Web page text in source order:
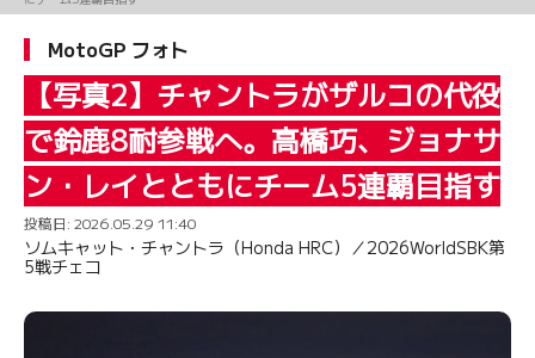
MotoGP フォト
【写真2】チャントラがザルコの代役
で鈴鹿8耐参戦へ。高橋巧、ジョナサ
ン・レイとともにチーム5連覇目指す
投稿日: 2026.05.29 11:40
ソムキャット・チャントラ（Honda HRC）／2026WorldSBK第
5戦チェコ